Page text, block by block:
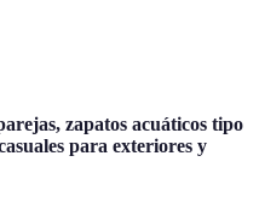
zapatos acuáticos tipo
para exteriores y